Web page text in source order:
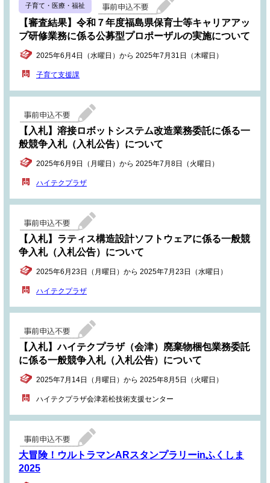
子育て・医療・福祉
【審査結果】令和７年度福島県保育士等キャリアアッ
プ研修業務に係る公募型プロポーザルの実施について
2025年6月4日（水曜日）から 2025年7月31日（木曜日）
子育て支援課
【入札】溶接ロボットシステム改造業務委託に係る一
般競争入札（入札公告）について
2025年6月9日（月曜日）から 2025年7月8日（火曜日）
ハイテクプラザ
【入札】ラティス構造設計ソフトウェアに係る一般競
争入札（入札公告）について
2025年6月23日（月曜日）から 2025年7月23日（水曜日）
ハイテクプラザ
【入札】ハイテクプラザ（会津）廃棄物梱包業務委託
に係る一般競争入札（入札公告）について
2025年7月14日（月曜日）から 2025年8月5日（火曜日）
ハイテクプラザ会津若松技術支援センター
大冒険！ウルトラマンARスタンプラリーinふくしま
2025